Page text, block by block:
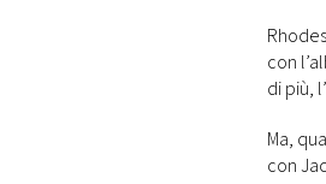
con
di più,
Ma,
con